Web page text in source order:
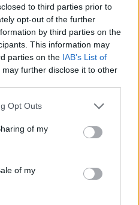
to third parties prior to
opt-out of the further
by third parties on the
This information may
parties on the IAB’s List of
may further disclose it to other
uses one or more Google
behaviour. You may click to
and its third-party tags to
purposes in below Google
Opt Outs
of my
of my
íme a mérleg!